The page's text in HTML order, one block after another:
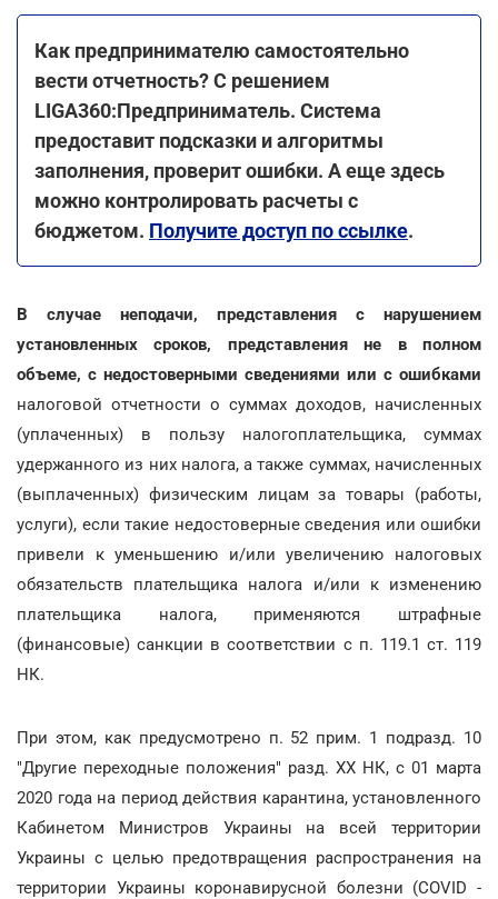
Как предпринимателю самостоятельно
вести отчетность? С решением
LIGA360:Предприниматель. Система
предоставит подсказки и алгоритмы
заполнения, проверит ошибки. А еще здесь
можно контролировать расчеты с
бюджетом. Получите доступ по ссылке.
В случае неподачи, представления с нарушением
установленных сроков, представления не в полном
объеме, с недостоверными сведениями или с ошибками
налоговой отчетности о суммах доходов, начисленных
(уплаченных) в пользу налогоплательщика, суммах
удержанного из них налога, а также суммах, начисленных
(выплаченных) физическим лицам за товары (работы,
услуги), если такие недостоверные сведения или ошибки
привели к уменьшению и/или увеличению налоговых
обязательств плательщика налога и/или к изменению
плательщика налога, применяются штрафные
(финансовые) санкции в соответствии с п. 119.1 ст. 119
НК.
При этом, как предусмотрено п. 52 прим. 1 подразд. 10
"Другие переходные положения" разд. XX НК, с 01 марта
2020 года на период действия карантина, установленного
Кабинетом Министров Украины на всей территории
Украины с целью предотвращения распространения на
территории Украины коронавирусной болезни (COVID -